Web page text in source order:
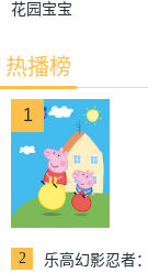
花园宝宝
热播榜
1
2
乐高幻影忍者